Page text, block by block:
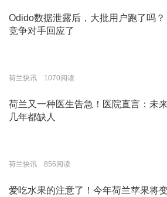
Odido数据泄露后，大批用户跑了吗？
竞争对手回应了
荷兰快讯 1070阅读
荷兰又一种医生告急！医院直言：未
几年都缺人
荷兰快讯 856阅读
爱吃水果的注意了！今年荷兰苹果将